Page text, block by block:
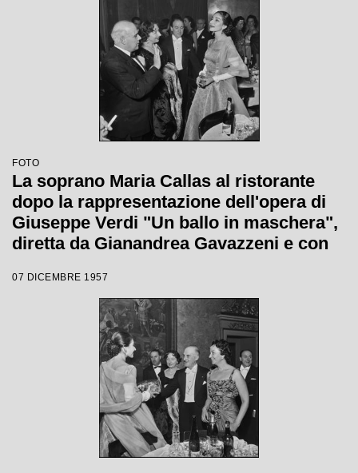
FOTO
La soprano Maria Callas al ristorante
dopo la rappresentazione dell'opera di
Giuseppe Verdi "Un ballo in maschera",
diretta da Gianandrea Gavazzeni e con
quale è stata inaugurata la stagione
lirica 1957-1958 del Teatro alla Scala
07 DICEMBRE 1957